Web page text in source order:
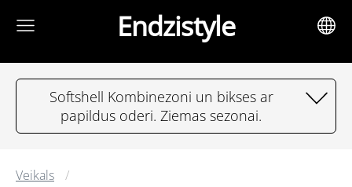
Endzistyle
Softshell Kombinezoni un bikses ar
papildus oderi. Ziemas sezonai.
Veikals